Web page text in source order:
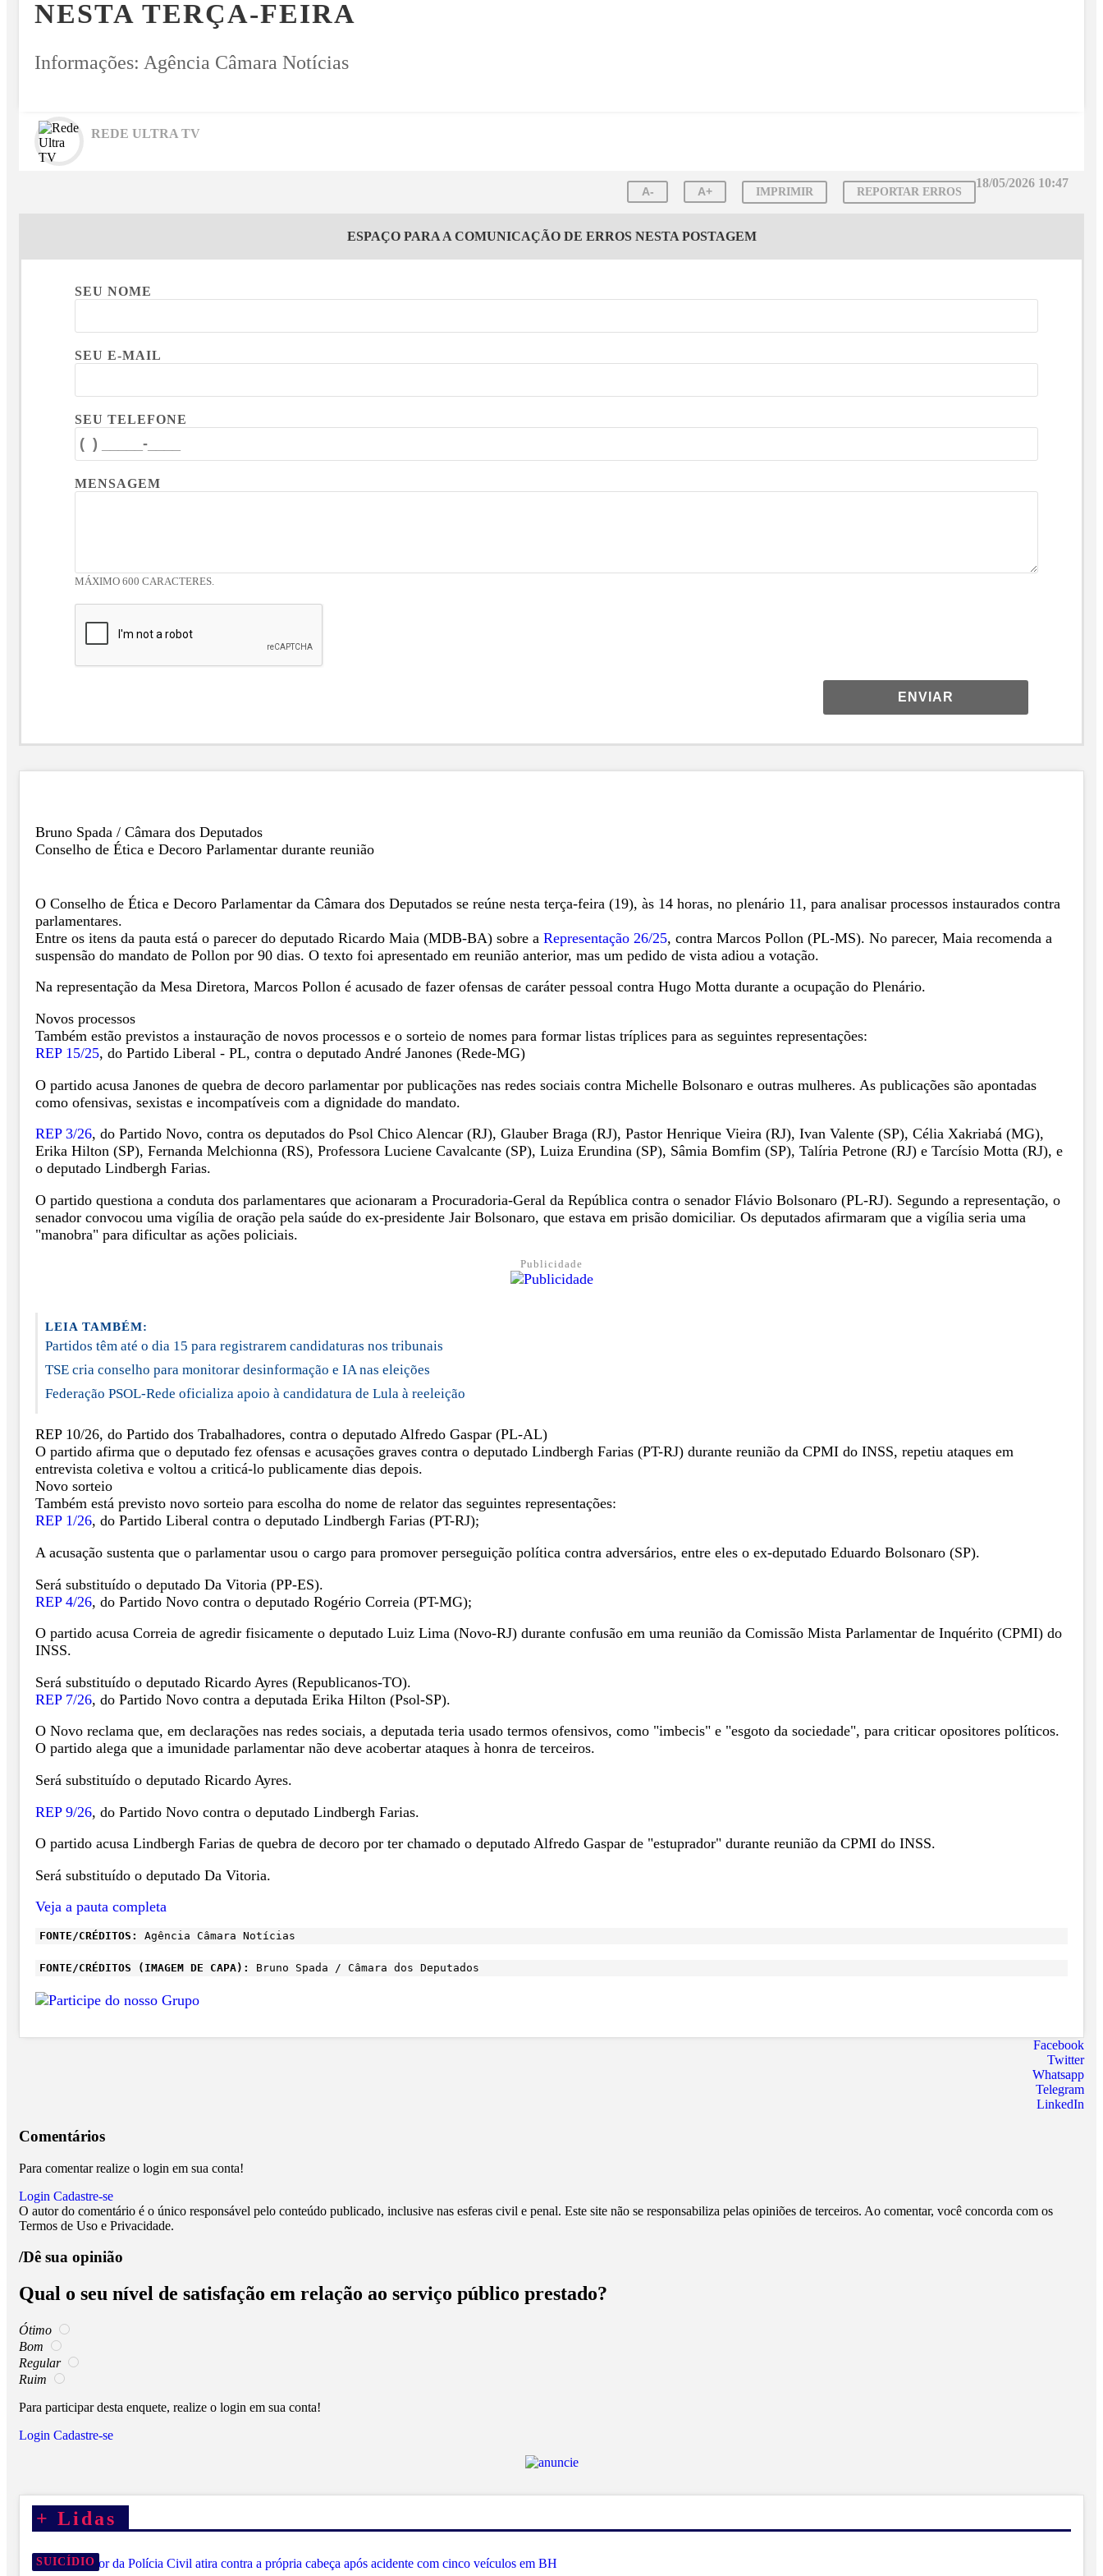
NESTA TERÇA-FEIRA
Informações: Agência Câmara Notícias
REDE ULTRA TV
18/05/2026 10:47
A- A+ IMPRIMIR REPORTAR ERROS
ESPAÇO PARA A COMUNICAÇÃO DE ERROS NESTA POSTAGEM
SEU NOME
SEU E-MAIL
SEU TELEFONE
MENSAGEM
MÁXIMO 600 CARACTERES.
ENVIAR
Bruno Spada / Câmara dos Deputados
Conselho de Ética e Decoro Parlamentar durante reunião
O Conselho de Ética e Decoro Parlamentar da Câmara dos Deputados se reúne nesta terça-feira (19), às 14 horas, no plenário 11, para analisar processos instaurados contra
parlamentares.
Entre os itens da pauta está o parecer do deputado Ricardo Maia (MDB-BA) sobre a Representação 26/25, contra Marcos Pollon (PL-MS). No parecer, Maia recomenda a
suspensão do mandato de Pollon por 90 dias. O texto foi apresentado em reunião anterior, mas um pedido de vista adiou a votação.
Na representação da Mesa Diretora, Marcos Pollon é acusado de fazer ofensas de caráter pessoal contra Hugo Motta durante a ocupação do Plenário.
Novos processos
Também estão previstos a instauração de novos processos e o sorteio de nomes para formar listas tríplices para as seguintes representações:
REP 15/25, do Partido Liberal - PL, contra o deputado André Janones (Rede-MG)
O partido acusa Janones de quebra de decoro parlamentar por publicações nas redes sociais contra Michelle Bolsonaro e outras mulheres. As publicações são apontadas
como ofensivas, sexistas e incompatíveis com a dignidade do mandato.
REP 3/26, do Partido Novo, contra os deputados do Psol Chico Alencar (RJ), Glauber Braga (RJ), Pastor Henrique Vieira (RJ), Ivan Valente (SP), Célia Xakriabá (MG),
Erika Hilton (SP), Fernanda Melchionna (RS), Professora Luciene Cavalcante (SP), Luiza Erundina (SP), Sâmia Bomfim (SP), Talíria Petrone (RJ) e Tarcísio Motta (RJ), e
o deputado Lindbergh Farias.
O partido questiona a conduta dos parlamentares que acionaram a Procuradoria-Geral da República contra o senador Flávio Bolsonaro (PL-RJ). Segundo a representação, o
senador convocou uma vigília de oração pela saúde do ex-presidente Jair Bolsonaro, que estava em prisão domiciliar. Os deputados afirmaram que a vigília seria uma
"manobra" para dificultar as ações policiais.
Publicidade
LEIA TAMBÉM:
Partidos têm até o dia 15 para registrarem candidaturas nos tribunais
TSE cria conselho para monitorar desinformação e IA nas eleições
Federação PSOL-Rede oficializa apoio à candidatura de Lula à reeleição
REP 10/26, do Partido dos Trabalhadores, contra o deputado Alfredo Gaspar (PL-AL)
O partido afirma que o deputado fez ofensas e acusações graves contra o deputado Lindbergh Farias (PT-RJ) durante reunião da CPMI do INSS, repetiu ataques em
entrevista coletiva e voltou a criticá-lo publicamente dias depois.
Novo sorteio
Também está previsto novo sorteio para escolha do nome de relator das seguintes representações:
REP 1/26, do Partido Liberal contra o deputado Lindbergh Farias (PT-RJ);
A acusação sustenta que o parlamentar usou o cargo para promover perseguição política contra adversários, entre eles o ex-deputado Eduardo Bolsonaro (SP).
Será substituído o deputado Da Vitoria (PP-ES).
REP 4/26, do Partido Novo contra o deputado Rogério Correia (PT-MG);
O partido acusa Correia de agredir fisicamente o deputado Luiz Lima (Novo-RJ) durante confusão em uma reunião da Comissão Mista Parlamentar de Inquérito (CPMI) do
INSS.
Será substituído o deputado Ricardo Ayres (Republicanos-TO).
REP 7/26, do Partido Novo contra a deputada Erika Hilton (Psol-SP).
O Novo reclama que, em declarações nas redes sociais, a deputada teria usado termos ofensivos, como "imbecis" e "esgoto da sociedade", para criticar opositores políticos.
O partido alega que a imunidade parlamentar não deve acobertar ataques à honra de terceiros.
Será substituído o deputado Ricardo Ayres.
REP 9/26, do Partido Novo contra o deputado Lindbergh Farias.
O partido acusa Lindbergh Farias de quebra de decoro por ter chamado o deputado Alfredo Gaspar de "estuprador" durante reunião da CPMI do INSS.
Será substituído o deputado Da Vitoria.
Veja a pauta completa
FONTE/CRÉDITOS: Agência Câmara Notícias
FONTE/CRÉDITOS (IMAGEM DE CAPA): Bruno Spada / Câmara dos Deputados
Facebook
Twitter
Whatsapp
Telegram
LinkedIn
Comentários
Para comentar realize o login em sua conta!
Login Cadastre-se
O autor do comentário é o único responsável pelo conteúdo publicado, inclusive nas esferas civil e penal. Este site não se responsabiliza pelas opiniões de terceiros. Ao comentar, você concorda com os
Termos de Uso e Privacidade.
/Dê sua opinião
Qual o seu nível de satisfação em relação ao serviço público prestado?
Ótimo
Bom
Regular
Ruim
Para participar desta enquete, realize o login em sua conta!
Login Cadastre-se
+ Lidas
SUICÍDIO